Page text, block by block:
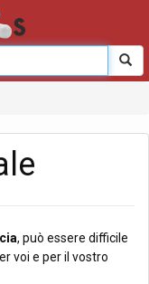
, può essere difficile
voi e per il vostro